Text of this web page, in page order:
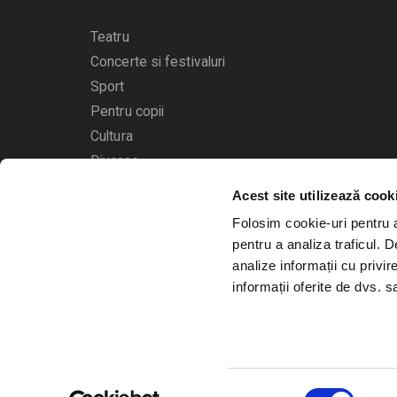
Acest site utilizează
Folosim cookie-uri pentru
pentru a analiza traficul.
analize informații cu
informații oferite de dvs.
Teatru
Concerte si festivaluri
Sport
Pentru copii
Cultura
Diverse
Calendarul evenimentelor
Bilete.ro